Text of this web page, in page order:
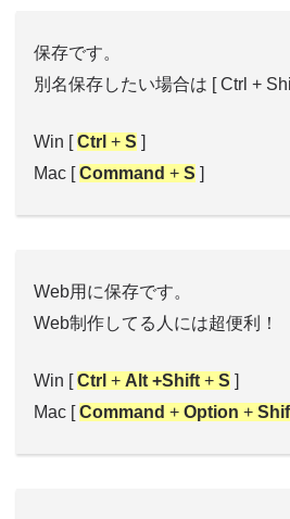
保存です。
別名保存したい場合は [ Ctrl +
Win [Ctrl + S ]
Mac [Command + S ]
Web用に保存です。
Web制作してる人には超便利！
Win [Ctrl + Alt +Shift + S ]
Mac [Command + Option +